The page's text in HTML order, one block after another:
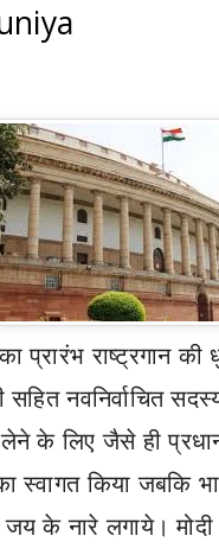
प्रारंभ राष्ट्रगान
सहित नवनिर्वाचित
के लिए जैसे ही
स्वागत किया जबकि
जय के नारे लगाये।